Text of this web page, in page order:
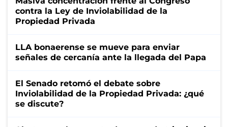
contra la Ley de Inviolabilidad de la
Propiedad Privada
LLA bonaerense se mueve para enviar
señales de cercanía ante la llegada del Papa
El Senado retomó el debate sobre
Inviolabilidad de la Propiedad Privada: ¿qué
se discute?